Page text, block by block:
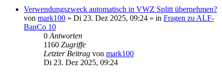
Verwendungszweck automatisch in VWZ Splitt übernehmen?
von mark100 » Di 23. Dez 2025, 09:24 » in Fragen zu ALF-
BanCo 10
0 Antworten
1160 Zugriffe
Letzter Beitrag von mark100
Di 23. Dez 2025, 09:24